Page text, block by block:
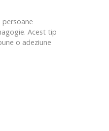
Acest tip
o adeziune